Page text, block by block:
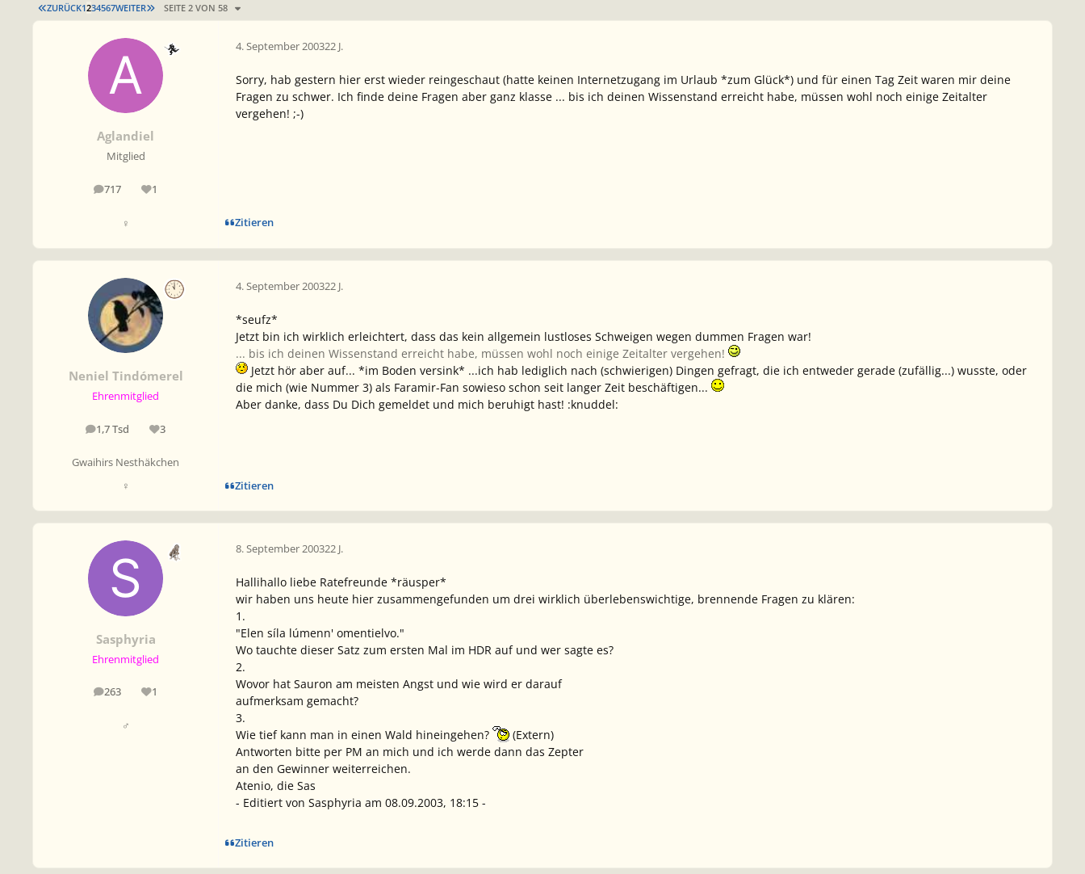
ERSTE SEITE
ZURÜCK1234567WEITER LETZTE SEITE
SEITE 2 VON 58
Aglandiel
Mitglied
717
Beiträge 1
Reputation
♀
4. September 200322 J.
Sorry, hab gestern hier erst wieder reingeschaut (hatte keinen Internetzugang im Urlaub *zum Glück*) und für einen Tag Zeit waren mir deine
Fragen zu schwer. Ich finde deine Fragen aber ganz klasse ... bis ich deinen Wissenstand erreicht habe, müssen wohl noch einige Zeitalter
vergehen! ;-)
Zitieren
Neniel Tindómerel
Ehrenmitglied
1,7 Tsd
Beiträge 3
Reputation
Gwaihirs Nesthäkchen
♀
4. September 200322 J.
*seufz*
Jetzt bin ich wirklich erleichtert, dass das kein allgemein lustloses Schweigen wegen dummen Fragen war!
... bis ich deinen Wissenstand erreicht habe, müssen wohl noch einige Zeitalter vergehen!
Jetzt hör aber auf... *im Boden versink* ...ich hab lediglich nach (schwierigen) Dingen gefragt, die ich entweder gerade (zufällig...) wusste, oder
die mich (wie Nummer 3) als Faramir-Fan sowieso schon seit langer Zeit beschäftigen...
Aber danke, dass Du Dich gemeldet und mich beruhigt hast! :knuddel:
Zitieren
Sasphyria
Ehrenmitglied
263
Beiträge 1
Reputation
♂
8. September 200322 J.
Hallihallo liebe Ratefreunde *räusper*
wir haben uns heute hier zusammengefunden um drei wirklich überlebenswichtige, brennende Fragen zu klären:
1.
"Elen síla lúmenn' omentielvo."
Wo tauchte dieser Satz zum ersten Mal im HDR auf und wer sagte es?
2.
Wovor hat Sauron am meisten Angst und wie wird er darauf
aufmerksam gemacht?
3.
Wie tief kann man in einen Wald hineingehen?
(Extern)
Antworten bitte per PM an mich und ich werde dann das Zepter
an den Gewinner weiterreichen.
Atenio, die Sas
- Editiert von Sasphyria am 08.09.2003, 18:15 -
Zitieren